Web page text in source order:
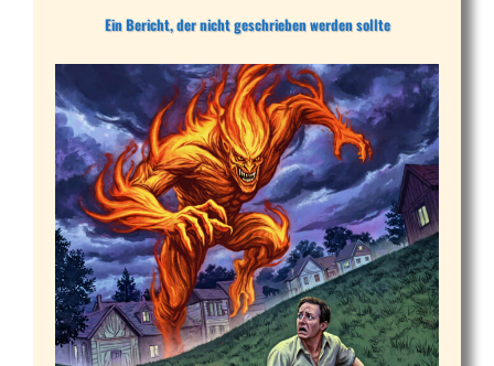
Ein Bericht, der nicht geschrieben werden sollte